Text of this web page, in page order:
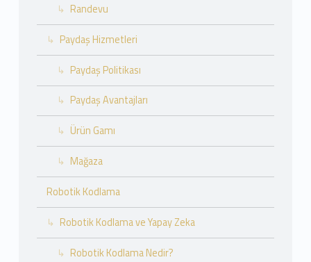
Randevu
Paydaş Hizmetleri
Paydaş Politikası
Paydaş Avantajları
Ürün Gamı
Mağaza
Robotik Kodlama
Robotik Kodlama ve Yapay Zeka
Robotik Kodlama Nedir?